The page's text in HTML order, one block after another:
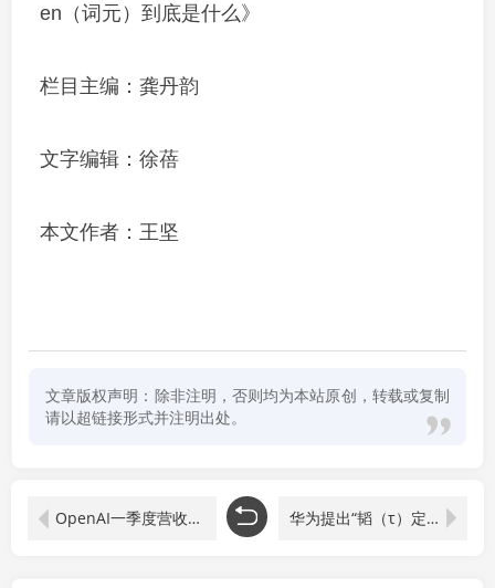
en（词元）到底是什么》
栏目主编：龚丹韵
文字编辑：徐蓓
本文作者：王坚
文章版权声明：除非注明，否则均为本站原创，转载或复制
请以超链接形式并注明出处。
OpenAI一季度营收近57亿美元 华为提出“韬（τ）定律”；DeepSeek登顶全球调用榜